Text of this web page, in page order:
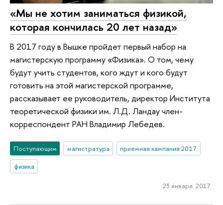
«Мы не хотим заниматься физикой,
которая кончилась 20 лет назад»
В 2017 году в Вышке пройдет первый набор на
магистерскую программу «Физика». О том, чему
будут учить студентов, кого ждут и кого будут
готовить на этой магистерской программе,
рассказывает ее руководитель, директор Института
теоретической физики им. Л.Д. Ландау член-
корреспондент РАН Владимир Лебедев.
Поступающим магистратура
приемная кампания 2017
физика
23 января 2017